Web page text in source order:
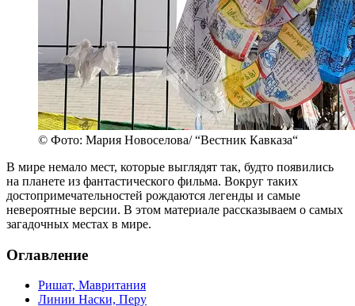
© Фото: Мария Новоселова/ “Вестник Кавказа“
В мире немало мест, которые выглядят так, будто появились
на планете из фантастического фильма. Вокруг таких
достопримечательностей рождаются легенды и самые
невероятные версии. В этом материале рассказываем о самых
загадочных местах в мире.
Оглавление
Ришат, Мавритания
Линии Наски, Перу